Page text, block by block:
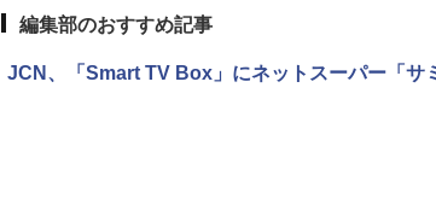
編集部のおすすめ記事
JCN、「Smart TV Box」にネットスーパー「サ